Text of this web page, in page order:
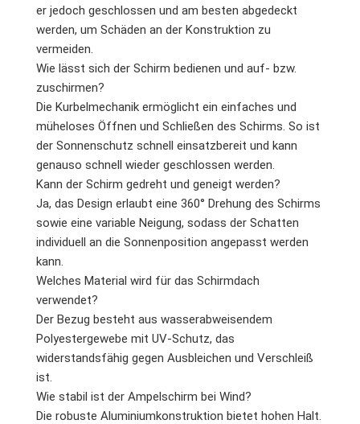
er jedoch geschlossen und am besten abgedeckt
werden, um Schäden an der Konstruktion zu
vermeiden.
Wie lässt sich der Schirm bedienen und auf- bzw.
zuschirmen?
Die Kurbelmechanik ermöglicht ein einfaches und
müheloses Öffnen und Schließen des Schirms. So ist
der Sonnenschutz schnell einsatzbereit und kann
genauso schnell wieder geschlossen werden.
Kann der Schirm gedreht und geneigt werden?
Ja, das Design erlaubt eine 360° Drehung des Schirms
sowie eine variable Neigung, sodass der Schatten
individuell an die Sonnenposition angepasst werden
kann.
Welches Material wird für das Schirmdach
verwendet?
Der Bezug besteht aus wasserabweisendem
Polyestergewebe mit UV-Schutz, das
widerstandsfähig gegen Ausbleichen und Verschleiß
ist.
Wie stabil ist der Ampelschirm bei Wind?
Die robuste Aluminiumkonstruktion bietet hohen Halt.